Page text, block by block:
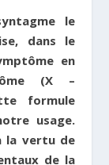
le
dans le
en
(X –
formule
usage.
la vertu de
de la